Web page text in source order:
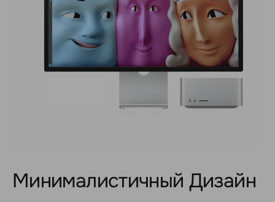
Минималистичный Дизайн